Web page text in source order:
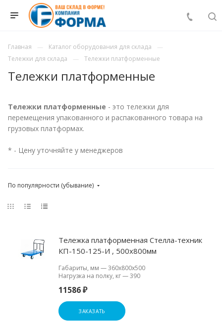
Главная
Каталог оборудования для склада
Тележки для склада
Тележки платформенные
Тележки платформенные
Тележки платформенные - это тележки для
перемещения упакованного и распакованного товара на
грузовых платформах.
* - Цену уточняйте у менеджеров
По популярности (убывание)
Тележка платформенная Стелла-техник
КП-150-125-И , 500х800мм
Габариты, мм —360х800х500
Нагрузка на полку, кг—390
11586 ₽
ЗАКАЗАТЬ